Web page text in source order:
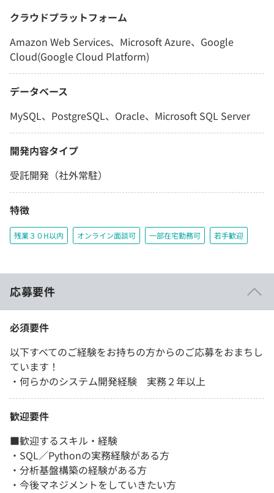
クラウドプラットフォーム
Amazon Web Services、Microsoft Azure、Google
Cloud(Google Cloud Platform)
データベース
MySQL、PostgreSQL、Oracle、Microsoft SQL Server
開発内容タイプ
受託開発（社外常駐）
特徴
残業３０H以内 オンライン面談可 一部在宅勤務可 若手歓迎
応募要件
必須要件
以下すべてのご経験をお持ちの方からのご応募をおまちし
ています！
・何らかのシステム開発経験 実務２年以上
歓迎要件
■歓迎するスキル・経験
・SQL／Pythonの実務経験がある方
・分析基盤構築の経験がある方
・今後マネジメントをしていきたい方